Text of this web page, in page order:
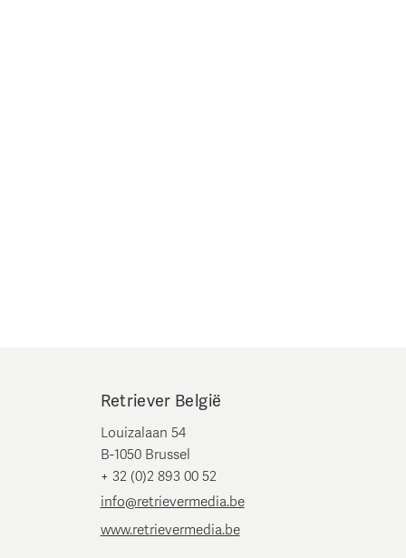
Retriever België
Louizalaan 54
B-1050 Brussel
+ 32 (0)2 893 00 52
info@retrievermedia.be
www.retrievermedia.be